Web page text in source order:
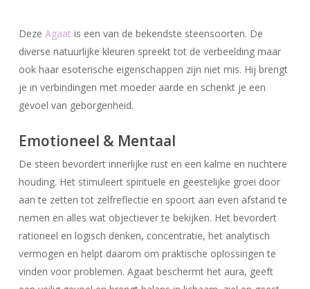
Deze Agaat is een van de bekendste steensoorten. De
diverse natuurlijke kleuren spreekt tot de verbeelding maar
ook haar esoterische eigenschappen zijn niet mis. Hij brengt
je in verbindingen met moeder aarde en schenkt je een
gevoel van geborgenheid.
Emotioneel & Mentaal
De steen bevordert innerlijke rust en een kalme en nuchtere
houding. Het stimuleert spirituele en geestelijke groei door
aan te zetten tot zelfreflectie en spoort aan even afstand te
nemen en alles wat objectiever te bekijken. Het bevordert
rationeel en logisch denken, concentratie, het analytisch
vermogen en helpt daarom om praktische oplossingen te
vinden voor problemen. Agaat beschermt het aura, geeft